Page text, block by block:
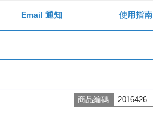
Email 通知 使用指南
商品編碼 2016426